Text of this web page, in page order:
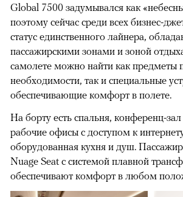
Global 7500 задумывался как
поэтому сейчас среди всех бизнес-
статус единственного лайнера,
пассажирскими зонами и зоной
самолете можно найти как предметы
необходимости, так и специальные
обеспечивающие комфорт в полете.
На борту есть спальня, конференц-зал
рабочие офисы с доступом к
оборудованная кухня и душ.
Nuage Seat с системой плавной
обеспечивают комфорт в любом